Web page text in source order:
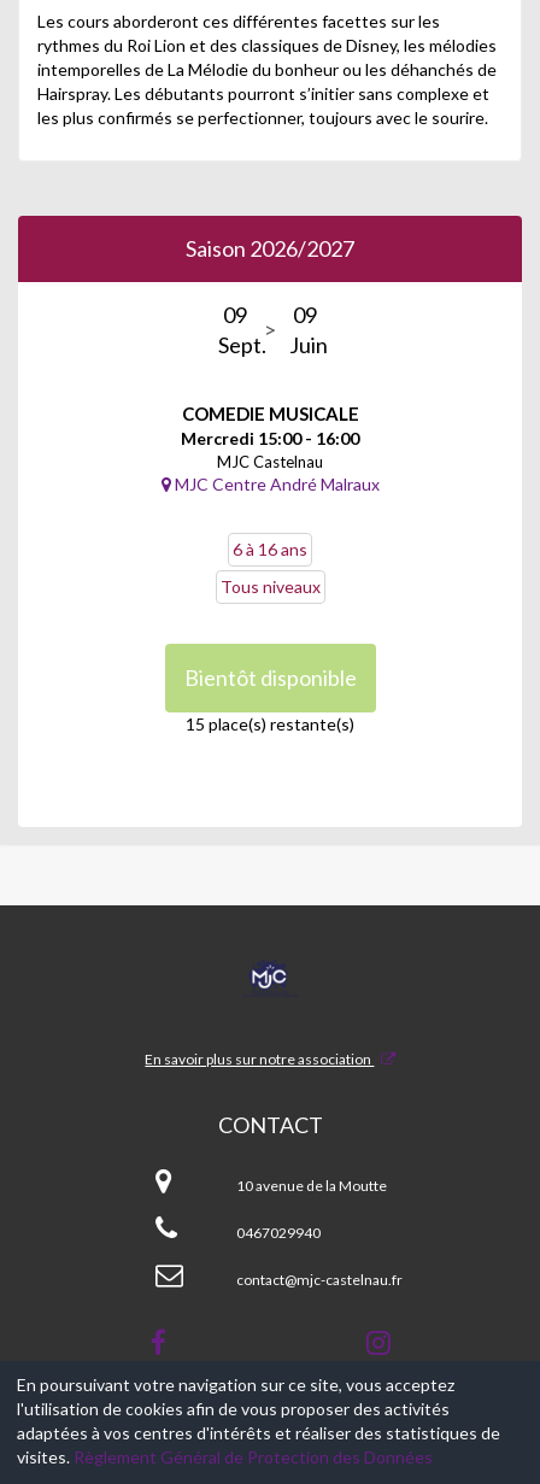
Les cours aborderont ces différentes facettes sur les
rythmes du Roi Lion et des classiques de Disney, les mélodies
intemporelles de La Mélodie du bonheur ou les déhanchés de
Hairspray. Les débutants pourront s’initier sans complexe et
les plus confirmés se perfectionner, toujours avec le sourire.
Saison 2026/2027
09
Sept.
09
Juin
COMEDIE MUSICALE
Mercredi 15:00 - 16:00
MJC Castelnau
MJC Centre André Malraux
6 à 16 ans
Tous niveaux
Bientôt disponible
15 place(s) restante(s)
MJC
CASTELNAU
En savoir plus sur notre association
CONTACT
CASTELNAU
10 avenue de la Moutte
0467029940
contact@mjc-castelnau.fr
© 2017-2026, Ce site est propulsé par Aniapps.fr
CGV
En poursuivant votre navigation sur ce site, vous acceptez
l'utilisation de cookies afin de vous proposer des activités
adaptées à vos centres d'intérêts et réaliser des statistiques de
visites. Règlement Général de Protection des Données